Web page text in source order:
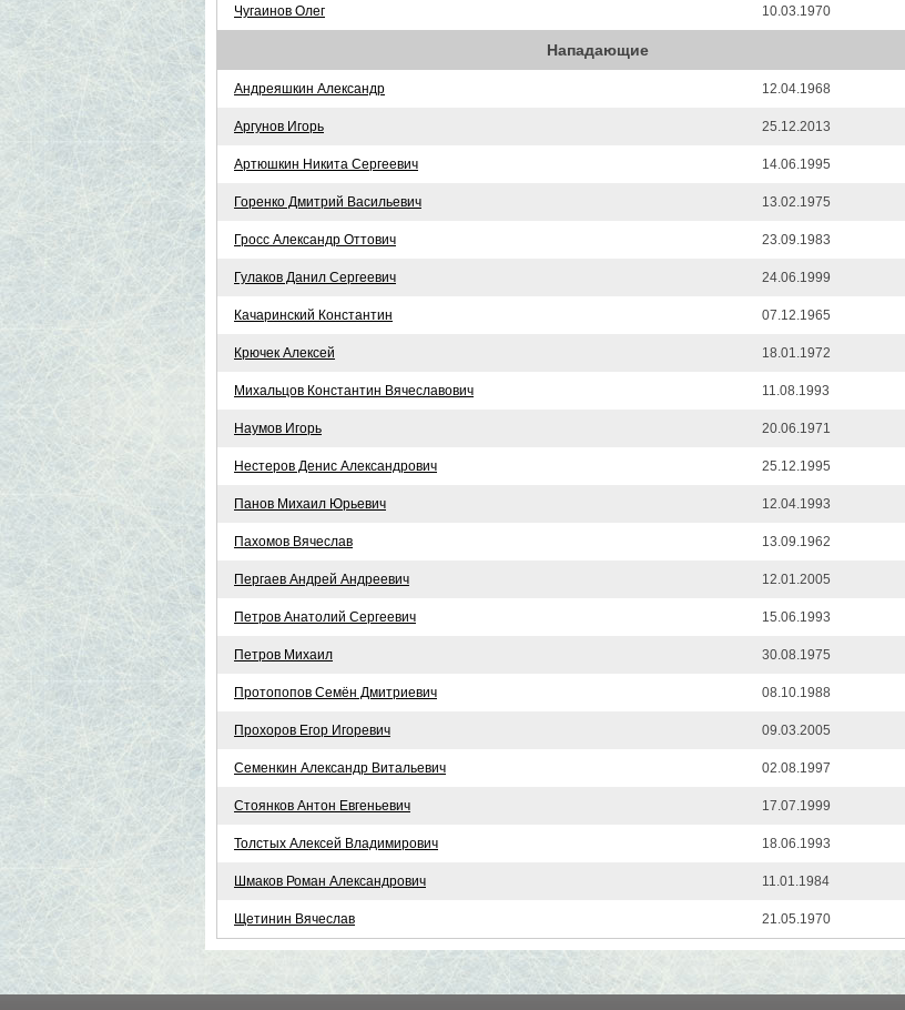
Чугаинов Олег 10.03.1970
Нападающие
Андреяшкин Александр 12.04.1968
Аргунов Игорь 25.12.2013
Артюшкин Никита Сергеевич 14.06.1995
Горенко Дмитрий Васильевич 13.02.1975
Гросс Александр Оттович 23.09.1983
Гулаков Данил Сергеевич 24.06.1999
Качаринский Константин 07.12.1965
Крючек Алексей 18.01.1972
Михальцов Константин Вячеславович 11.08.1993
Наумов Игорь 20.06.1971
Нестеров Денис Александрович 25.12.1995
Панов Михаил Юрьевич 12.04.1993
Пахомов Вячеслав 13.09.1962
Пергаев Андрей Андреевич 12.01.2005
Петров Анатолий Сергеевич 15.06.1993
Петров Михаил 30.08.1975
Протопопов Семён Дмитриевич 08.10.1988
Прохоров Егор Игоревич 09.03.2005
Семенкин Александр Витальевич 02.08.1997
Стоянков Антон Евгеньевич 17.07.1999
Толстых Алексей Владимирович 18.06.1993
Шмаков Роман Александрович 11.01.1984
Щетинин Вячеслав 21.05.1970